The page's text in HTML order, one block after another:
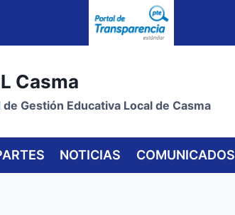
Casma
de Gestión Educativa Local de Casma
NOTICIAS COMUNICADOS